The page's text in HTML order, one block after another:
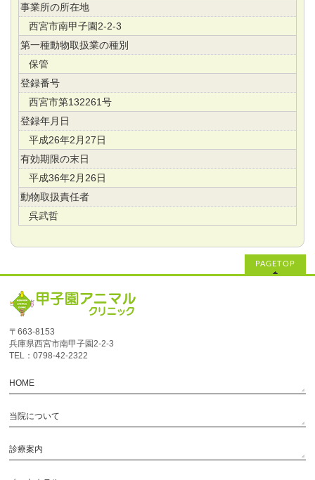
事業所の所在地
西宮市南甲子園2-2-3
第一種動物取扱業の種別
保管
登録番号
西宮市第132261号
登録年月日
平成26年2月27日
有効期限の末日
平成36年2月26日
動物取扱責任者
呉武哲
PAGETOP
〒663-8153
兵庫県西宮市南甲子園2‐2‐3
TEL：0798-42-2322
HOME
当院について
診療案内